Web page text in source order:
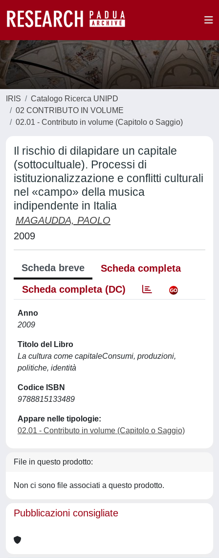
IRIS
Catalogo Ricerca UNIPD
02 CONTRIBUTO IN VOLUME
02.01 - Contributo in volume (Capitolo o Saggio)
Il rischio di dilapidare un capitale
(sottocultuale). Processi di
istituzionalizzazione e conflitti culturali
nel «campo» della musica
indipendente in Italia
MAGAUDDA, PAOLO
2009
Scheda breve
Scheda completa
Scheda completa (DC)
Anno
2009
Titolo del Libro
La cultura come capitaleConsumi, produzioni,
politiche, identità
Codice ISBN
9788815133489
Appare nelle tipologie:
02.01 - Contributo in volume (Capitolo o Saggio)
File in questo prodotto:
Non ci sono file associati a questo prodotto.
Pubblicazioni consigliate